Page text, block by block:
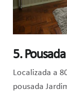
5.
Localizada a
pousada